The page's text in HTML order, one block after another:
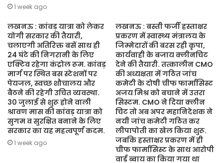
1 week ago
लखनऊ : कांवड़ यात्रा को लेकर
योगी सरकार की तैयारी,
चलाएगी अतिरिक्त बसें साथ ही
24 घंटे की निगरानी के लिए
एक्टिव रहेगा कंट्रोल रूम. कांवड़
मार्ग पर स्थित बस स्टेशनों पर
पेयजल, स्वच्छ शौचालय और
बैठने की रहेगी उचित व्यवस्था.
30 जुलाई से शुरू होने वाली
श्रावण मास की कांवड़ यात्रा को
सुगम व सुरक्षित बनाने के लिए
सरकार का यह महत्वपूर्ण कदम.
1 week ago
लखनऊ : बस्ती फर्जी हस्ताक्षर
प्रकरण में स्वास्थ्य मंत्रालय के
जिम्मेदारों की बरस रही कृपा,
कार्यवाही के बजाय क्लीनचिट
देने की तैयारी. तत्कालीन CMO
की अध्यक्षता में गठित जांच
कमेटी के दोषी चीफ फार्मासिस्ट
अजय मिश्र को बचाने में उतरा
सिस्टम. CMO ने दिया क्लीन
चिट तो अब अपर महानिदेशक ने
नयी जांच कमेटी गठित कर
लीपापोती का खेल किया शुरू.
जबकि हस्ताक्षर प्रकरण में ही
चीफ फार्मासिस्ट के साथ आरोपी
वार्ड ब्वाय का किया गया था